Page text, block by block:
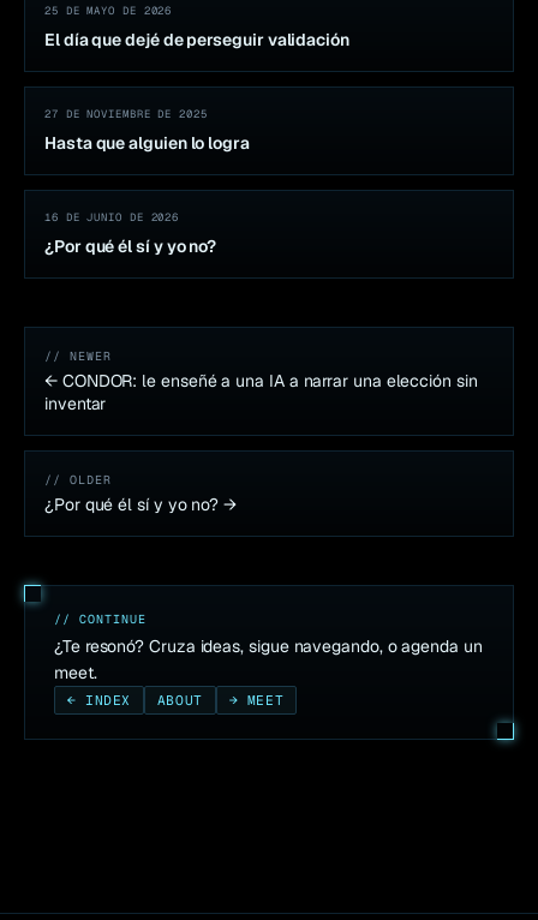
25 DE MAYO DE 2026
El día que dejé de perseguir validación
27 DE NOVIEMBRE DE 2025
Hasta que alguien lo logra
16 DE JUNIO DE 2026
¿Por qué él sí y yo no?
// NEWER
← CONDOR: le enseñé a una IA a narrar una elección sin
inventar
// OLDER
¿Por qué él sí y yo no? →
// CONTINUE
¿Te resonó? Cruza ideas, sigue navegando, o agenda un
meet.
← INDEX ABOUT → MEET